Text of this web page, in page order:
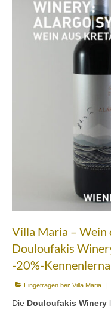
Partnerfirmen
Kreta
Houdetsi
Mittagstisch
Frühstück (DI
Mezedes &
Getränke
News
Villa Maria – Wein
Douloufakis
-20%-
Eingetragen bei: Villa Maria |
Die Douloufakis Winery